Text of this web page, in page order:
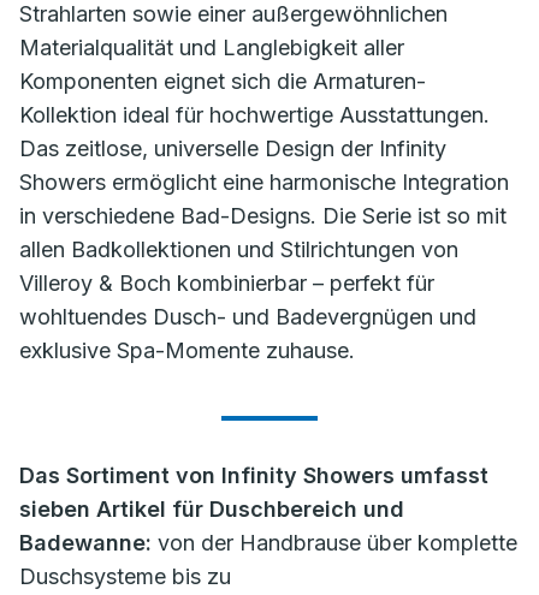
Strahlarten sowie einer außergewöhnlichen
Materialqualität und Langlebigkeit aller
Komponenten eignet sich die Armaturen-
Kollektion ideal für hochwertige Ausstattungen.
Das zeitlose, universelle Design der Infinity
Showers ermöglicht eine harmonische Integration
in verschiedene Bad-Designs. Die Serie ist so mit
allen Badkollektionen und Stilrichtungen von
Villeroy & Boch kombinierbar – perfekt für
wohltuendes Dusch- und Badevergnügen und
exklusive Spa-Momente zuhause.
Das Sortiment von Infinity Showers umfasst
sieben Artikel für Duschbereich und
Badewanne: von der Handbrause über komplette
Duschsysteme bis zu